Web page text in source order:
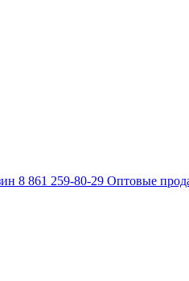
8 861 259-80-29 Оптовые